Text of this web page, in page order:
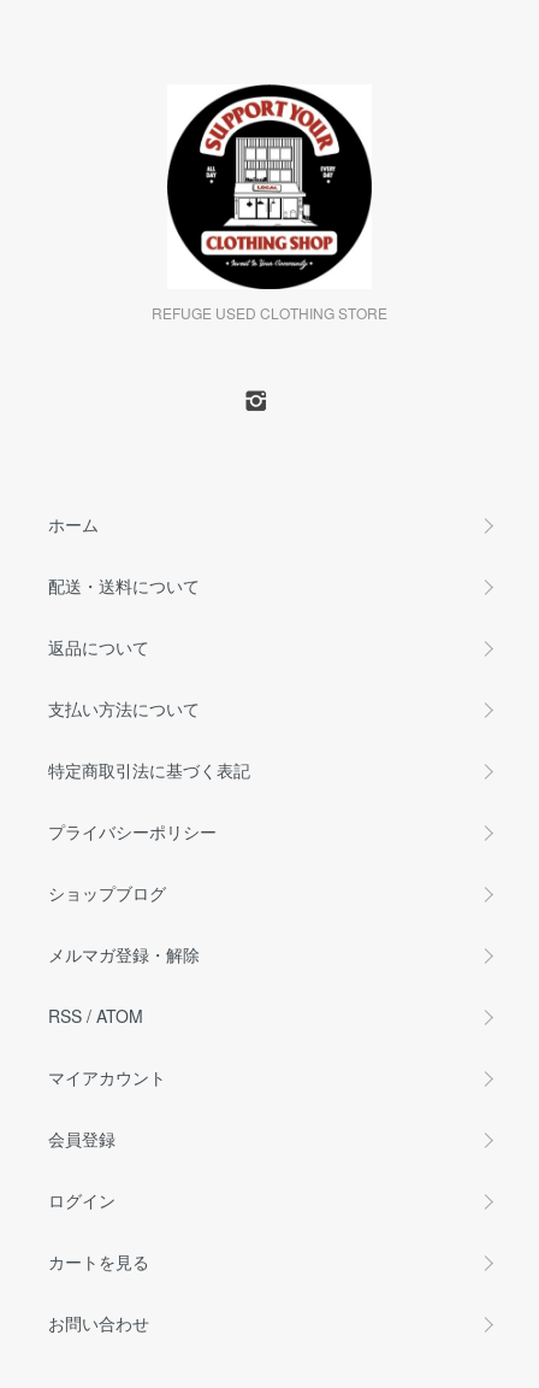
REFUGE USED CLOTHING STORE
ホーム
配送・送料について
返品について
支払い方法について
特定商取引法に基づく表記
プライバシーポリシー
ショップブログ
メルマガ登録・解除
RSS / ATOM
マイアカウント
会員登録
ログイン
カートを見る
お問い合わせ